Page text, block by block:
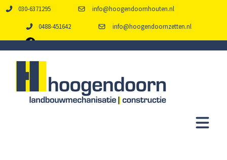
030-6371295 info@hoogendoornhouten.nl
0488-451642 info@hoogendoornzetten.nl